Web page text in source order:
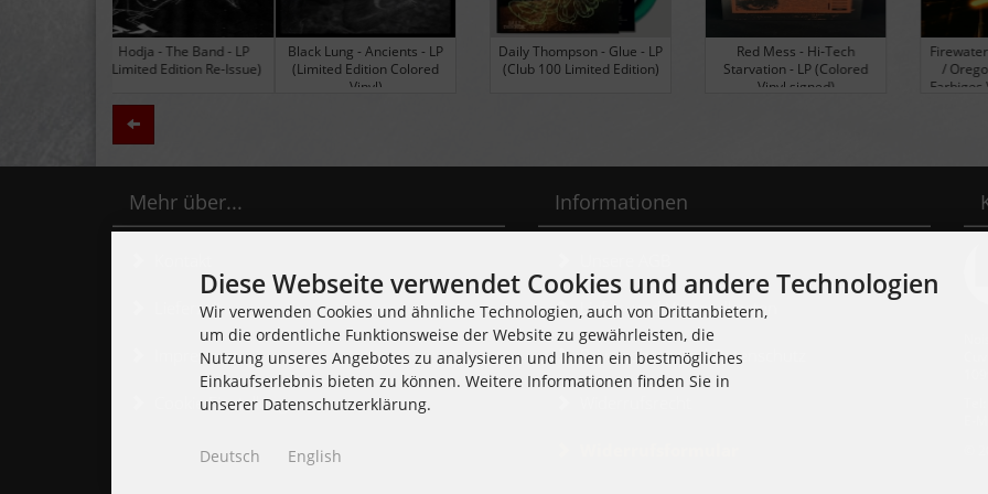
Black Lung - Ancients - LP
(Limited Edition Colored
Daily Thompson - Glue - LP
(Club 100 Limited Edition)
Red Mess - Hi-Tech
Starvation - LP (Colored
Firewater - Live in Portland
/ Oregon - LP (limitiert!
Farbiges Vinyl, plus Poster,
Zurück
Mehr über...
Lieferzeit
Impressum
Cookie Einstellungen
Informationen
Liefer- und Versandkosten
Privatsphäre und Datenschutz
©
Diese Webseite verwendet Cookies und andere Technologien
Wir verwenden Cookies und ähnliche Technologien, auch von Drittanbietern,
um die ordentliche Funktionsweise der Website zu gewährleisten, die
Nutzung unseres Angebotes zu analysieren und Ihnen ein bestmögliches
Einkaufserlebnis bieten zu können. Weitere Informationen finden Sie in
unserer Datenschutzerklärung.
Deutsch English